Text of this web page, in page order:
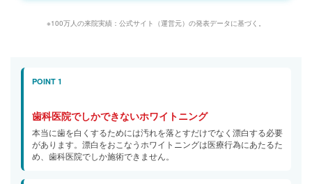
※100万人の来院実績：公式サイト（運営元）の発表データに基づく。
POINT 1
歯科医院でしかできないホワイトニング
本当に歯を白くするためには汚れを落とすだけでなく漂白する必要
があります。漂白をおこなうホワイトニングは医療行為にあたるた
め、歯科医院でしか施術できません。